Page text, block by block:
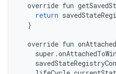
override fun
return
}
override fun
super .